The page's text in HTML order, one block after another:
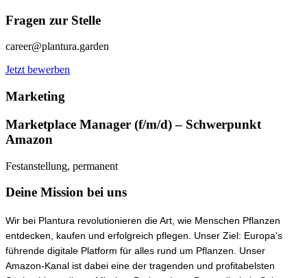
Fragen zur Stelle
career@plantura.garden
Jetzt bewerben
Marketing
Marketplace Manager (f/m/d) – Schwerpunkt
Amazon
Festanstellung, permanent
Deine Mission bei uns
Wir bei Plantura revolutionieren die Art, wie Menschen Pflanzen
entdecken, kaufen und erfolgreich pflegen. Unser Ziel: Europa’s
führende digitale Platform für alles rund um Pflanzen. Unser
Amazon-Kanal ist dabei eine der tragenden und profitabelsten